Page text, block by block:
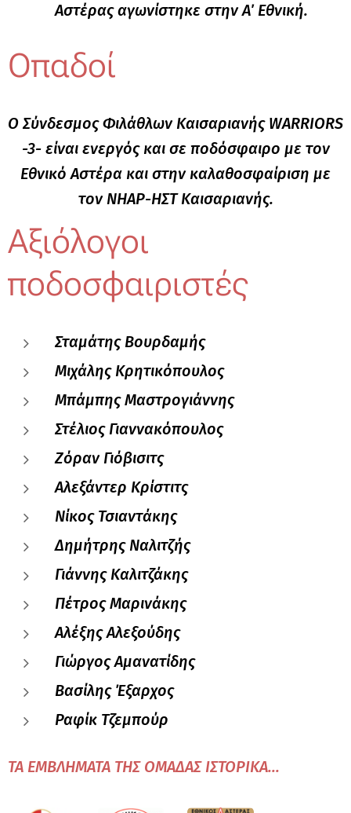
Αστέρας αγωνίστηκε στην Α΄ Εθνική.
Οπαδοί
Ο Σύνδεσμος Φιλάθλων Καισαριανής WARRIORS
-3- είναι ενεργός και σε ποδόσφαιρο με τον
Εθνικό Αστέρα και στην καλαθοσφαίριση με
τον ΝΗΑΡ-ΗΣΤ Καισαριανής.
Αξιόλογοι
ποδοσφαιριστές
Σταμάτης Βουρδαμής
Μιχάλης Κρητικόπουλος
Μπάμπης Μαστρογιάννης
Στέλιος Γιαννακόπουλος
Ζόραν Γιόβισιτς
Αλεξάντερ Κρίστιτς
Νίκος Τσιαντάκης
Δημήτρης Ναλιτζής
Γιάννης Καλιτζάκης
Πέτρος Μαρινάκης
Αλέξης Αλεξούδης
Γιώργος Αμανατίδης
Βασίλης Έξαρχος
Ραφίκ Τζεμπούρ
ΤΑ ΕΜΒΛΗΜΑΤΑ ΤΗΣ ΟΜΑΔΑΣ ΙΣΤΟΡΙΚΑ...